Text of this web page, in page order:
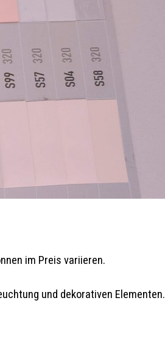
im Preis variieren.
und dekorativen Elementen.